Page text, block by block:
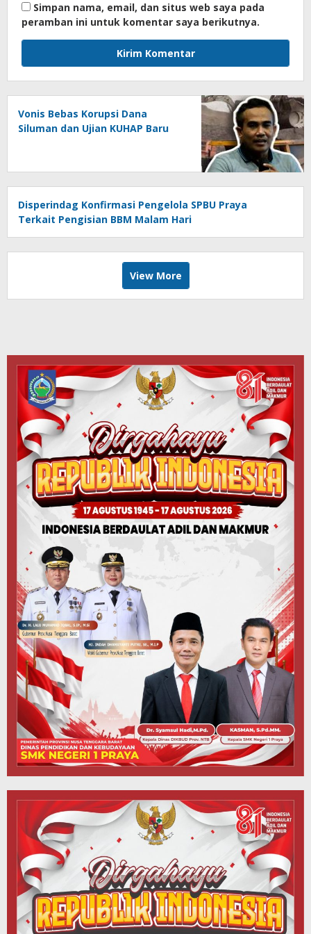
Simpan nama, email, dan situs web saya pada
peramban ini untuk komentar saya berikutnya.
Vonis Bebas Korupsi Dana
Siluman dan Ujian KUHAP Baru
Disperindag Konfirmasi Pengelola SPBU Praya
Terkait Pengisian BBM Malam Hari
View More